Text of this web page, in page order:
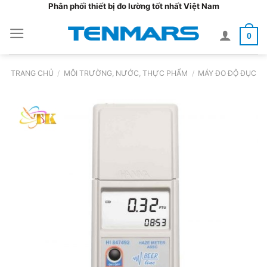
nội
dung
Phân phối thiết bị đo lường tốt nhất Việt Nam
0
TRANG CHỦ / MÔI TRƯỜNG, NƯỚC, THỰC PHẨM / MÁY ĐO ĐỘ ĐỤC